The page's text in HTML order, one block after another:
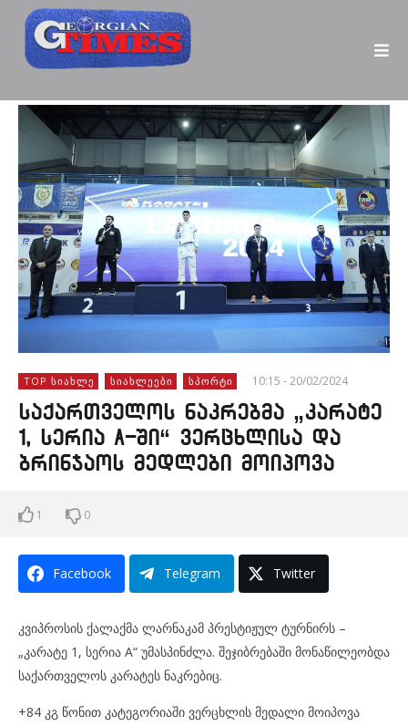
TOP ᲡᲘᲐᲮᲚᲔ ᲡᲘᲐᲮᲚᲔᲔᲑᲘ ᲡᲞᲝᲠᲢᲘ 10:15 - 20/02/2024
საქართველოს ნაკრებმა „კარატე
1, სერია A-ში“ ვერცხლისა და
ბრინჯაოს მედლები მოიპოვა
1 0
Facebook Telegram Twitter
კვიპროსის ქალაქმა ლარნაკამ პრესტიჟულ ტურნირს –
„კარატე 1, სერია A“ უმასპინძლა. შეჯიბრებაში მონაწილეობდა
საქართველოს კარატეს ნაკრებიც.
+84 კგ წონით კატეგორიაში ვერცხლის მედალი მოიპოვა